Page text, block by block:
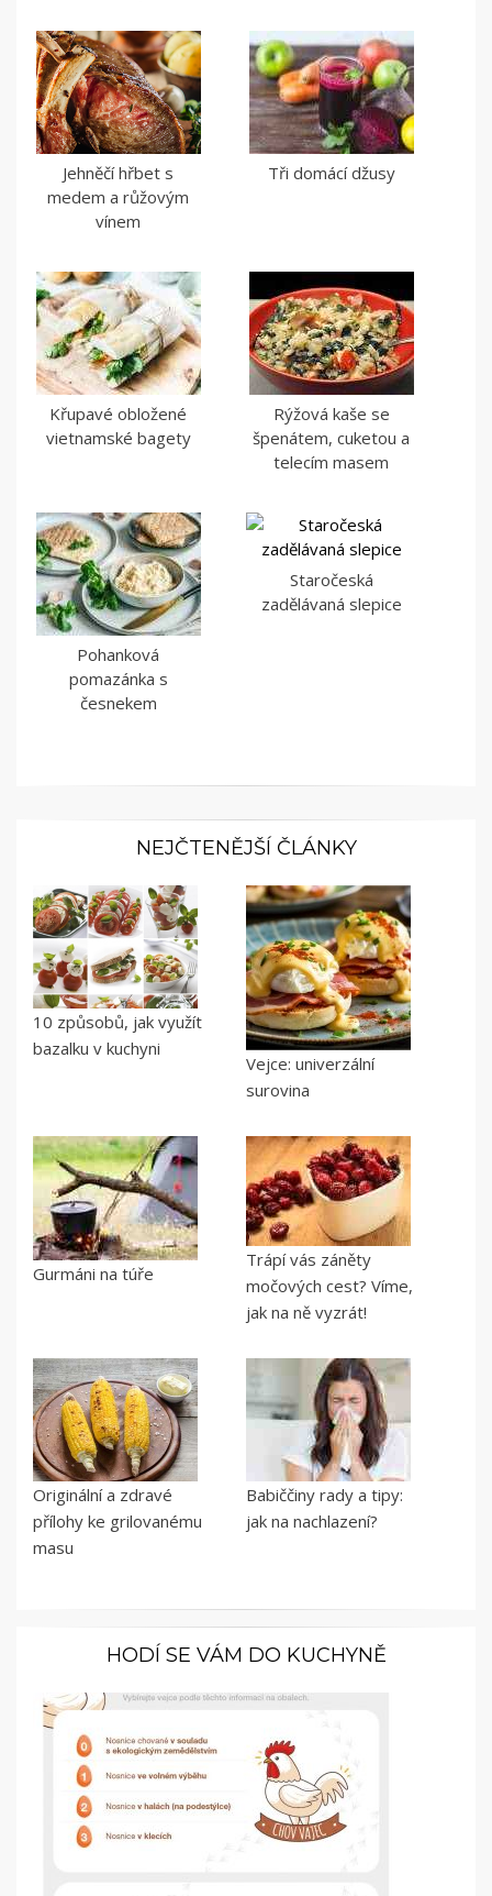
Jehněčí hřbet s
medem a růžovým
vínem
Tři domácí džusy
Křupavé obložené
vietnamské bagety
Rýžová kaše se
špenátem, cuketou a
telecím masem
Pohanková
pomazánka s
česnekem
Staročeská
zadělávaná slepice
NEJČTENĚJŠÍ ČLÁNKY
10 způsobů, jak využít
bazalku v kuchyni
Vejce: univerzální
surovina
Gurmáni na túře
Trápí vás záněty
močových cest? Víme,
jak na ně vyzrát!
Originální a zdravé
přílohy ke grilovanému
masu
Babiččiny rady a tipy:
jak na nachlazení?
HODÍ SE VÁM DO KUCHYNĚ